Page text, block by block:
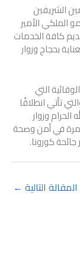
الشريفين
الملكي الأمير
كافة الخدمات
بحجاج وزوار
التي
تأتي انطلاقًا
وزوار
في أمن وصحة
كورونا.
المقالة التالية ←